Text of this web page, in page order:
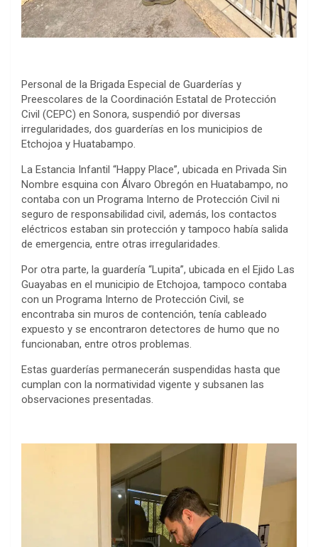
Personal de la Brigada Especial de Guarderías y
Preescolares de la Coordinación Estatal de Protección
Civil (CEPC) en Sonora, suspendió por diversas
irregularidades, dos guarderías en los municipios de
Etchojoa y Huatabampo.
La Estancia Infantil “Happy Place”, ubicada en Privada Sin
Nombre esquina con Álvaro Obregón en Huatabampo, no
contaba con un Programa Interno de Protección Civil ni
seguro de responsabilidad civil, además, los contactos
eléctricos estaban sin protección y tampoco había salida
de emergencia, entre otras irregularidades.
Por otra parte, la guardería “Lupita”, ubicada en el Ejido Las
Guayabas en el municipio de Etchojoa, tampoco contaba
con un Programa Interno de Protección Civil, se
encontraba sin muros de contención, tenía cableado
expuesto y se encontraron detectores de humo que no
funcionaban, entre otros problemas.
Estas guarderías permanecerán suspendidas hasta que
cumplan con la normatividad vigente y subsanen las
observaciones presentadas.